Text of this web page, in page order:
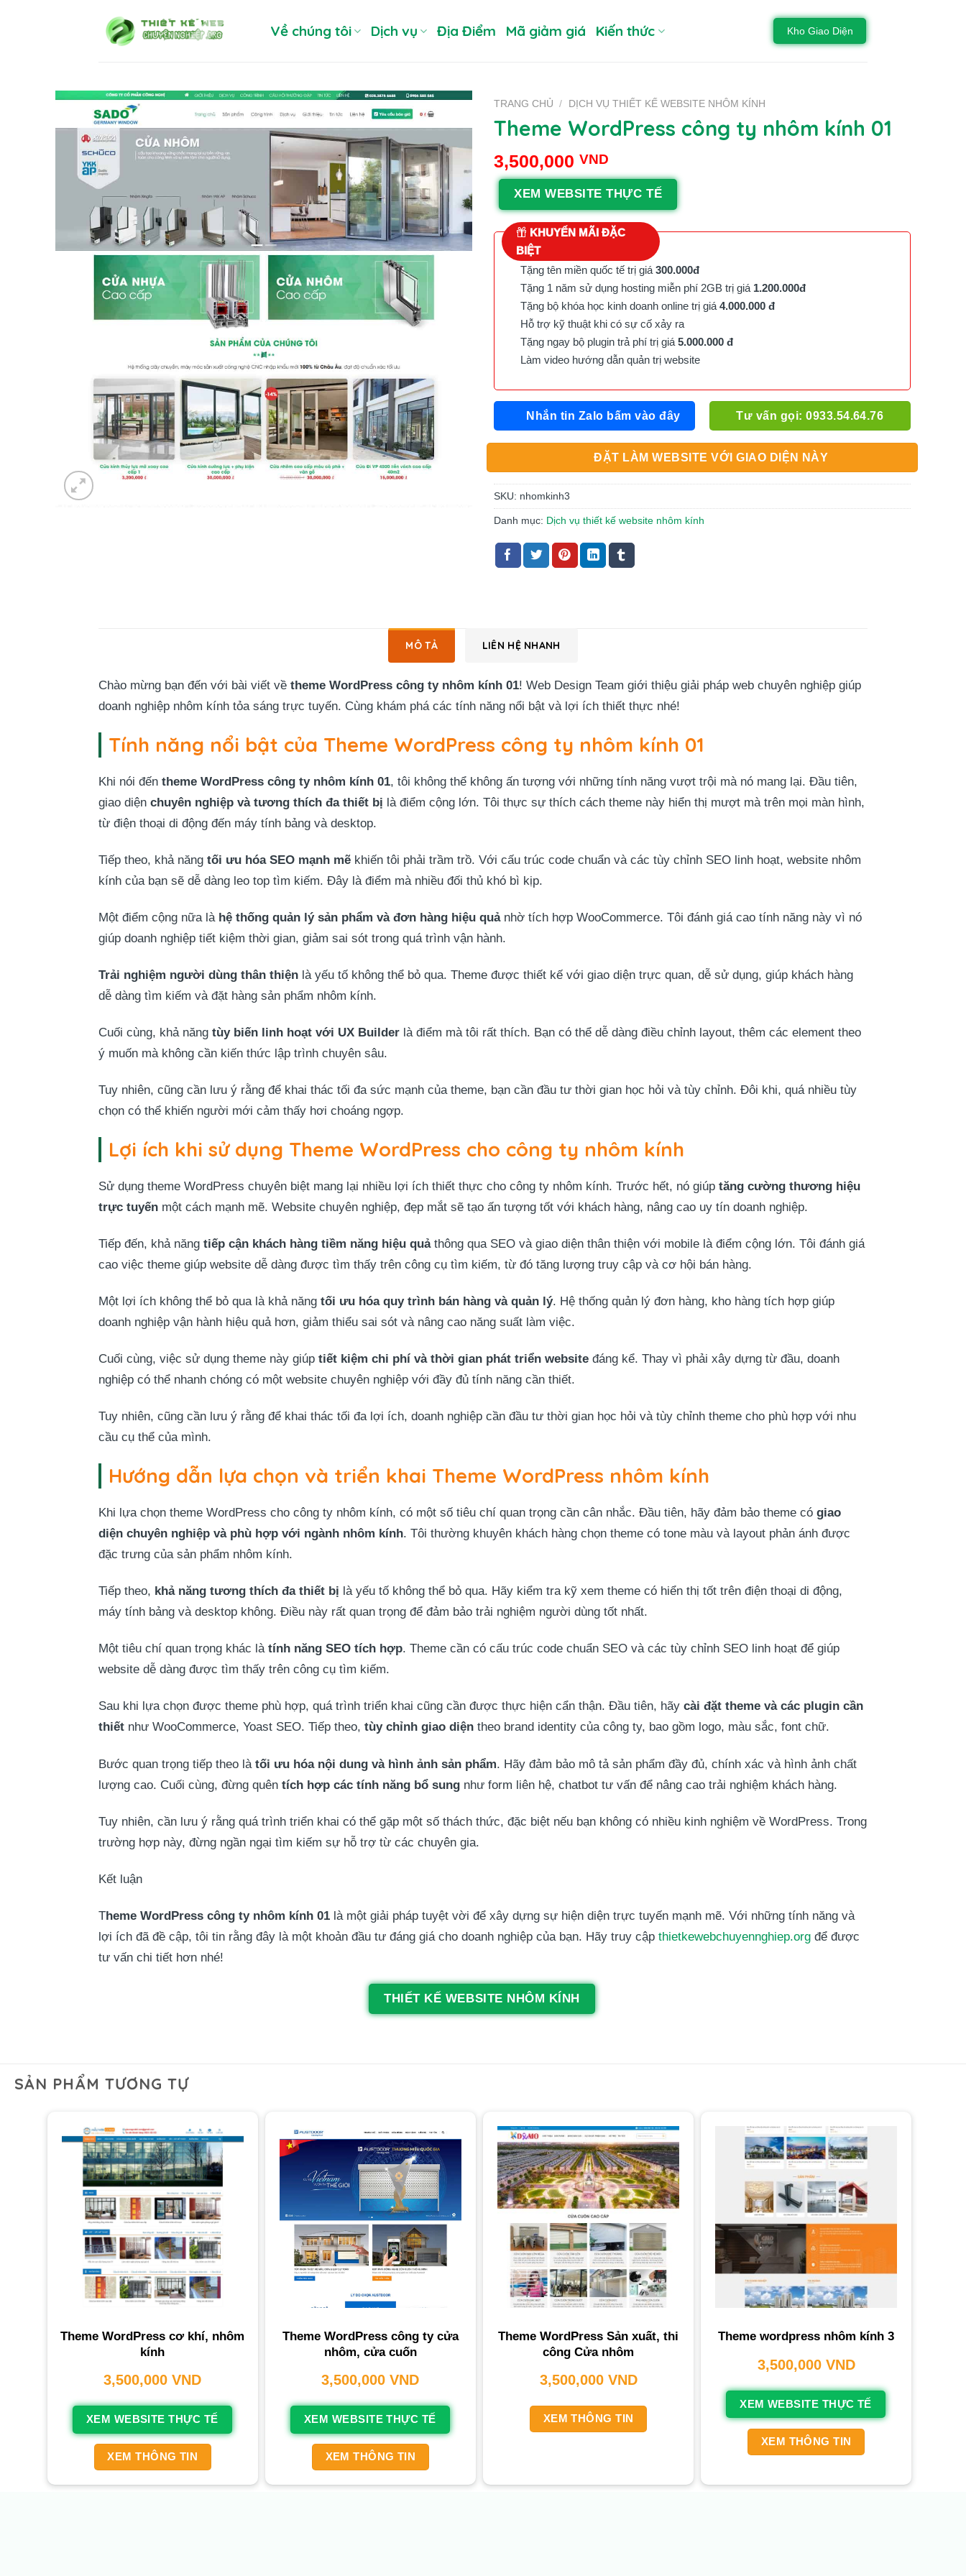
Về chúng tôi Dịch vụ Địa Điểm Mã giảm giá Kiến thức Kho Giao Diện
TRANG CHỦ / DỊCH VỤ THIẾT KẾ WEBSITE NHÔM KÍNH
Theme WordPress công ty nhôm kính 01
3,500,000 VND
XEM WEBSITE THỰC TẾ
KHUYẾN MÃI ĐẶC
BIỆT
Tặng tên miền quốc tế trị giá 300.000đ
Tặng 1 năm sử dụng hosting miễn phí 2GB trị giá 1.200.000đ
Tặng bộ khóa học kinh doanh online trị giá 4.000.000 đ
Hỗ trợ kỹ thuật khi có sự cố xảy ra
Tặng ngay bộ plugin trả phí trị giá 5.000.000 đ
Làm video hướng dẫn quản trị website
Nhắn tin Zalo bấm vào đây Tư vấn gọi: 0933.54.64.76
ĐẶT LÀM WEBSITE VỚI GIAO DIỆN NÀY
SKU: nhomkinh3
Danh mục: Dịch vụ thiết kế website nhôm kính
MÔ TẢ LIÊN HỆ NHANH
Chào mừng bạn đến với bài viết về theme WordPress công ty nhôm kính 01! Web Design Team giới thiệu giải pháp web chuyên nghiệp giúp
doanh nghiệp nhôm kính tỏa sáng trực tuyến. Cùng khám phá các tính năng nổi bật và lợi ích thiết thực nhé!
Tính năng nổi bật của Theme WordPress công ty nhôm kính 01
Khi nói đến theme WordPress công ty nhôm kính 01, tôi không thể không ấn tượng với những tính năng vượt trội mà nó mang lại. Đầu tiên,
giao diện chuyên nghiệp và tương thích đa thiết bị là điểm cộng lớn. Tôi thực sự thích cách theme này hiển thị mượt mà trên mọi màn hình,
từ điện thoại di động đến máy tính bảng và desktop.
Tiếp theo, khả năng tối ưu hóa SEO mạnh mẽ khiến tôi phải trầm trồ. Với cấu trúc code chuẩn và các tùy chỉnh SEO linh hoạt, website nhôm
kính của bạn sẽ dễ dàng leo top tìm kiếm. Đây là điểm mà nhiều đối thủ khó bì kịp.
Một điểm cộng nữa là hệ thống quản lý sản phẩm và đơn hàng hiệu quảnhờ tích hợp WooCommerce. Tôi đánh giá cao tính năng này vì nó
giúp doanh nghiệp tiết kiệm thời gian, giảm sai sót trong quá trình vận hành.
Trải nghiệm người dùng thân thiện là yếu tố không thể bỏ qua. Theme được thiết kế với giao diện trực quan, dễ sử dụng, giúp khách hàng
dễ dàng tìm kiếm và đặt hàng sản phẩm nhôm kính.
Cuối cùng, khả năng tùy biến linh hoạt với UX Builder là điểm mà tôi rất thích. Bạn có thể dễ dàng điều chỉnh layout, thêm các element theo
ý muốn mà không cần kiến thức lập trình chuyên sâu.
Tuy nhiên, cũng cần lưu ý rằng để khai thác tối đa sức mạnh của theme, bạn cần đầu tư thời gian học hỏi và tùy chỉnh. Đôi khi, quá nhiều tùy
chọn có thể khiến người mới cảm thấy hơi choáng ngợp.
Lợi ích khi sử dụng Theme WordPress cho công ty nhôm kính
Sử dụng theme WordPress chuyên biệt mang lại nhiều lợi ích thiết thực cho công ty nhôm kính. Trước hết, nó giúp tăng cường thương hiệu
trực tuyến một cách mạnh mẽ. Website chuyên nghiệp, đẹp mắt sẽ tạo ấn tượng tốt với khách hàng, nâng cao uy tín doanh nghiệp.
Tiếp đến, khả năng tiếp cận khách hàng tiềm năng hiệu quảthông qua SEO và giao diện thân thiện với mobile là điểm cộng lớn. Tôi đánh giá
cao việc theme giúp website dễ dàng được tìm thấy trên công cụ tìm kiếm, từ đó tăng lượng truy cập và cơ hội bán hàng.
Một lợi ích không thể bỏ qua là khả năng tối ưu hóa quy trình bán hàng và quản lý. Hệ thống quản lý đơn hàng, kho hàng tích hợp giúp
doanh nghiệp vận hành hiệu quả hơn, giảm thiểu sai sót và nâng cao năng suất làm việc.
Cuối cùng, việc sử dụng theme này giúp tiết kiệm chi phí và thời gian phát triển website đáng kể. Thay vì phải xây dựng từ đầu, doanh
nghiệp có thể nhanh chóng có một website chuyên nghiệp với đầy đủ tính năng cần thiết.
Tuy nhiên, cũng cần lưu ý rằng để khai thác tối đa lợi ích, doanh nghiệp cần đầu tư thời gian học hỏi và tùy chỉnh theme cho phù hợp với nhu
cầu cụ thể của mình.
Hướng dẫn lựa chọn và triển khai Theme WordPress nhôm kính
Khi lựa chọn theme WordPress cho công ty nhôm kính, có một số tiêu chí quan trọng cần cân nhắc. Đầu tiên, hãy đảm bảo theme có giao
diện chuyên nghiệp và phù hợp với ngành nhôm kính. Tôi thường khuyên khách hàng chọn theme có tone màu và layout phản ánh được
đặc trưng của sản phẩm nhôm kính.
Tiếp theo, khả năng tương thích đa thiết bị là yếu tố không thể bỏ qua. Hãy kiểm tra kỹ xem theme có hiển thị tốt trên điện thoại di động,
máy tính bảng và desktop không. Điều này rất quan trọng để đảm bảo trải nghiệm người dùng tốt nhất.
Một tiêu chí quan trọng khác là tính năng SEO tích hợp. Theme cần có cấu trúc code chuẩn SEO và các tùy chỉnh SEO linh hoạt để giúp
website dễ dàng được tìm thấy trên công cụ tìm kiếm.
Sau khi lựa chọn được theme phù hợp, quá trình triển khai cũng cần được thực hiện cẩn thận. Đầu tiên, hãy cài đặt theme và các plugin cần
thiết như WooCommerce, Yoast SEO. Tiếp theo, tùy chỉnh giao diện theo brand identity của công ty, bao gồm logo, màu sắc, font chữ.
Bước quan trọng tiếp theo là tối ưu hóa nội dung và hình ảnh sản phẩm. Hãy đảm bảo mô tả sản phẩm đầy đủ, chính xác và hình ảnh chất
lượng cao. Cuối cùng, đừng quên tích hợp các tính năng bổ sung như form liên hệ, chatbot tư vấn để nâng cao trải nghiệm khách hàng.
Tuy nhiên, cần lưu ý rằng quá trình triển khai có thể gặp một số thách thức, đặc biệt nếu bạn không có nhiều kinh nghiệm về WordPress. Trong
trường hợp này, đừng ngần ngại tìm kiếm sự hỗ trợ từ các chuyên gia.
Kết luận
Theme WordPress công ty nhôm kính 01 là một giải pháp tuyệt vời để xây dựng sự hiện diện trực tuyến mạnh mẽ. Với những tính năng và
lợi ích đã đề cập, tôi tin rằng đây là một khoản đầu tư đáng giá cho doanh nghiệp của bạn. Hãy truy cập thietkewebchuyennghiep.org để được
tư vấn chi tiết hơn nhé!
THIẾT KẾ WEBSITE NHÔM KÍNH
SẢN PHẨM TƯƠNG TỰ
Theme WordPress cơ khí, nhôm
kính
3,500,000VND
XEM WEBSITE THỰC TẾ
XEM THÔNG TIN
Theme WordPress công ty cửa
nhôm, cửa cuốn
3,500,000VND
XEM WEBSITE THỰC TẾ
XEM THÔNG TIN
Theme WordPress Sản xuất, thi
công Cửa nhôm
3,500,000 VND
XEM THÔNG TIN
Theme wordpress nhôm kính 3
3,500,000 VND
XEM WEBSITE THỰC TẾ
XEM THÔNG TIN